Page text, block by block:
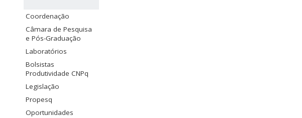
Coordenação
Câmara de Pesquisa
e Pós-Graduação
Laboratórios
Bolsistas
Produtividade CNPq
Legislação
Propesq
Oportunidades